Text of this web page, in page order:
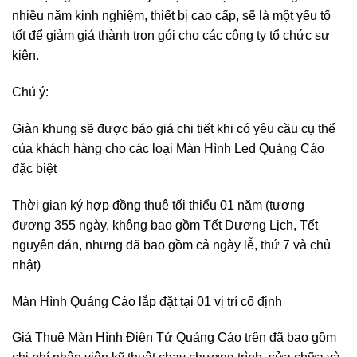
nhiều năm kinh nghiệm, thiết bị cao cấp, sẽ là một yếu tố
tốt để giảm giá thành trọn gói cho các công ty tổ chức sự
kiện.
Chú ý:
Giàn khung sẽ được báo giá chi tiết khi có yêu cầu cụ thể
của khách hàng cho các loại Màn Hình Led Quảng Cáo
đặc biệt
Thời gian ký hợp đồng thuê tối thiểu 01 năm (tương
đương 355 ngày, không bao gồm Tết Dương Lịch, Tết
nguyên đán, nhưng đã bao gồm cả ngày lễ, thứ 7 và chủ
nhật)
Màn Hình Quảng Cáo lắp đặt tại 01 vị trí cố định
Giá Thuê Màn Hình Điện Tử Quảng Cáo trên đã bao gồm